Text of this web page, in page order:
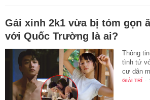
Gái xinh 2k1 vừa bị tóm gọn
với Quốc Trường là ai?
Thông
tình tứ
cư dân
GIẢI TRÍ